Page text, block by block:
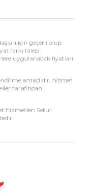
için geçerli olup
farkı talep
uygulanacak fiyatları
amaçlıdır, hizmet
tarafından
hizmetleri Setur